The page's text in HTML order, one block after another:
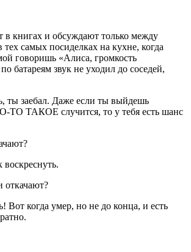
в книгах и обсуждают только между
тех самых посиделках на кухне, когда
говоришь «Алиса, громкость
батареям звук не уходил до соседей,
ты заебал. Даже если ты выйдешь
ТО ТАКОЕ случится, то у тебя есть шанс
откачают?
Вот когда умер, но не до конца, и есть